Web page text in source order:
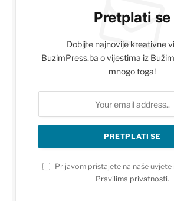
Pretplati se
Dobijte najnovije kreativne
BuzimPress.ba o vijestima iz
mnogo toga!
Prijavom pristajete na naše uvjete
Pravilima privatnosti.